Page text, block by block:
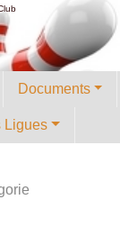
Documents
Ligues